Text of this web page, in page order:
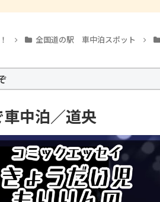
全国道の駅 車中泊スポット
中泊／道央